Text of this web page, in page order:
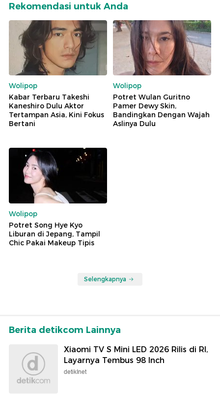
Rekomendasi untuk Anda
Wolipop
Kabar Terbaru Takeshi
Kaneshiro Dulu Aktor
Tertampan Asia, Kini Fokus
Bertani
Wolipop
Potret Wulan Guritno
Pamer Dewy Skin,
Bandingkan Dengan Wajah
Aslinya Dulu
Wolipop
Potret Song Hye Kyo
Liburan di Jepang, Tampil
Chic Pakai Makeup Tipis
Selengkapnya
Berita detikcom Lainnya
Xiaomi TV S Mini LED 2026 Rilis di RI,
Layarnya Tembus 98 Inch
detikInet